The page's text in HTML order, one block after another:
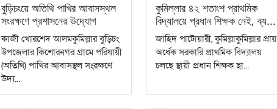
বুড়িচংয়ে অতিথি পাখির আবাসস্থল
সংরক্ষণে প্রশাসনের উদ্যোগ
কাজী খোরশেদ আলমকুমিল্লার বুড়িচং
উপজেলার কিশোরনগর গ্রামে পরিযায়ী
(অতিথি) পাখির আবাসস্থল সংরক্ষণে
উদ্য...
কুমিল্লার ৪২ শতাংশ প্রাথমিক
বিদ্যালয়ে প্রধান শিক্ষক নেই, ব্য...
জাহিদ পাটোয়ারী, কুমিল্লাকুমিল্লার প্রায়
অর্ধেক সরকারি প্রাথমিক বিদ্যালয়
চলছে স্থায়ী প্রধান শিক্ষক ছা...